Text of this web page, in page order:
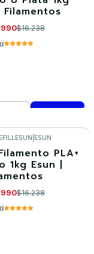
Filamentos
$16.238
ahora
ESUN
PLA+
1kg Esun |
$16.238